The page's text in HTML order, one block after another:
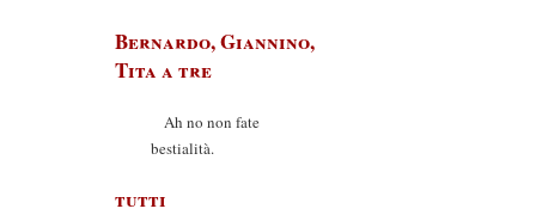
Bernardo, Giannino,
Tita a tre
Ah no non fate
bestialità.
tutti